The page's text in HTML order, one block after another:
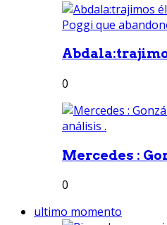
0
Mercedes :
0
ultimo momento